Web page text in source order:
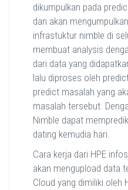
dikumpulkan pada
dan akan
infrastuktur nimble di
membuat analysis
dari data yang
lalu diproses oleh
predict masalah yang
masalah tersebut.
Nimble dapat
dating kemudia hari.
Cara kerja dari HPE
akan mengupload data
Cloud yang dimiliki oleh